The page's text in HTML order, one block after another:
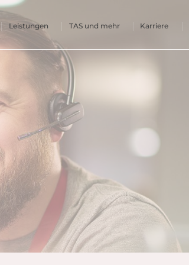
Leistungen TAS und mehr Karriere